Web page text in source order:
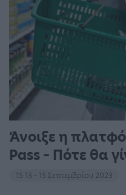
Άνοιξε η
Pass – Πότε θα
15:13 - 15 Σεπτεμβρίου 2023